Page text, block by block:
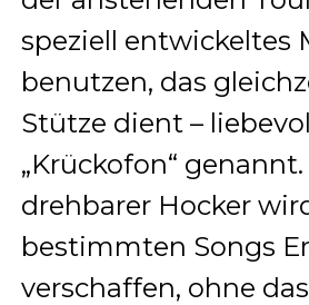
speziell entwickeltes
benutzen, das
Stütze dient –
„Krückofon“
drehbarer Hocker
bestimmten Songs
verschaffen, ohne